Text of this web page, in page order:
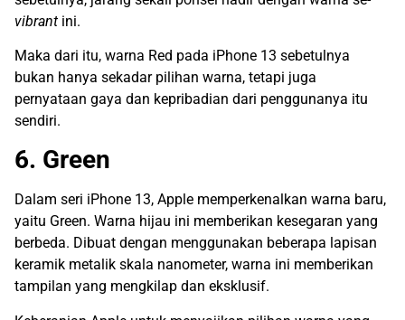
vibrant ini.
Maka dari itu, warna Red pada iPhone 13 sebetulnya
bukan hanya sekadar pilihan warna, tetapi juga
pernyataan gaya dan kepribadian dari penggunanya itu
sendiri.
6. Green
Dalam seri iPhone 13, Apple memperkenalkan warna baru,
yaitu Green. Warna hijau ini memberikan kesegaran yang
berbeda. Dibuat dengan menggunakan beberapa lapisan
keramik metalik skala nanometer, warna ini memberikan
tampilan yang mengkilap dan eksklusif.